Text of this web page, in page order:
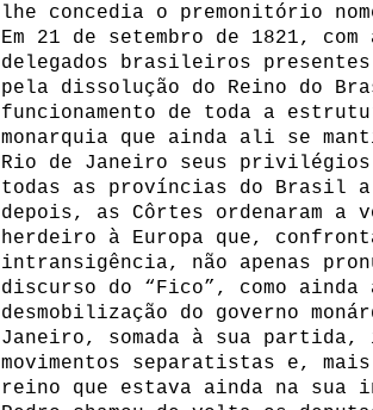
lhe concedia o premonitório
Em 21 de setembro de 1821, com
delegados brasileiros
pela dissolução do Reino do
funcionamento de toda a
monarquia que ainda ali se
Rio de Janeiro seus
todas as províncias do Brasil a
depois, as Côrtes ordenaram a
herdeiro à Europa que,
intransigência, não apenas
discurso do “Fico”, como ainda
desmobilização do governo
Janeiro, somada à sua
movimentos separatistas e,
reino que estava ainda na sua